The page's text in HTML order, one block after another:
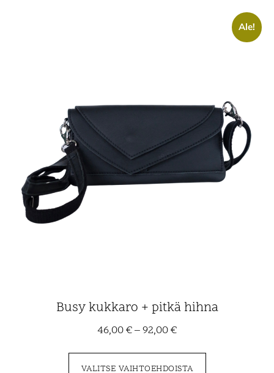
Ale!
Busy kukkaro + pitkä hihna
46,00€–92,00€
VALITSE VAIHTOEHDOISTA